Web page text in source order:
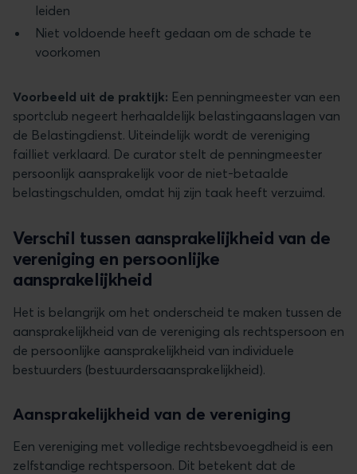
leiden
Niet voldoende heeft gedaan om de schade te
voorkomen
Voorbeeld uit de praktijk: Een penningmeester van een
sportclub negeert herhaaldelijk belastingaanslagen van
de Belastingdienst. Uiteindelijk wordt de vereniging
failliet verklaard. De curator stelt de penningmeester
persoonlijk aansprakelijk voor de niet-betaalde
belastingschulden, omdat hij zijn taak heeft verzuimd.
Verschil tussen aansprakelijkheid van de
vereniging en persoonlijke
aansprakelijkheid
Het is belangrijk om het onderscheid te maken tussen de
aansprakelijkheid van de vereniging als rechtspersoon en
de persoonlijke aansprakelijkheid van individuele
bestuurders (bestuurdersaansprakelijkheid).
Aansprakelijkheid van de vereniging
Een vereniging met volledige rechtsbevoegdheid is een
zelfstandige rechtspersoon. Dit betekent dat de